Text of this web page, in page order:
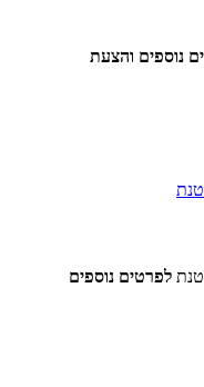
נוספים והצעת
לפרטים נוספים